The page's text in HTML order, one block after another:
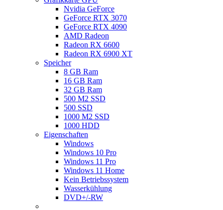
Nvidia GeForce
GeForce RTX 3070
GeForce RTX 4090
AMD Radeon
Radeon RX 6600
Radeon RX 6900 XT
Speicher
8 GB Ram
16 GB Ram
32 GB Ram
500 M2 SSD
500 SSD
1000 M2 SSD
1000 HDD
Eigenschaften
Windows
Windows 10 Pro
Windows 11 Pro
Windows 11 Home
Kein Betriebssystem
Wasserkühlung
DVD+/-RW